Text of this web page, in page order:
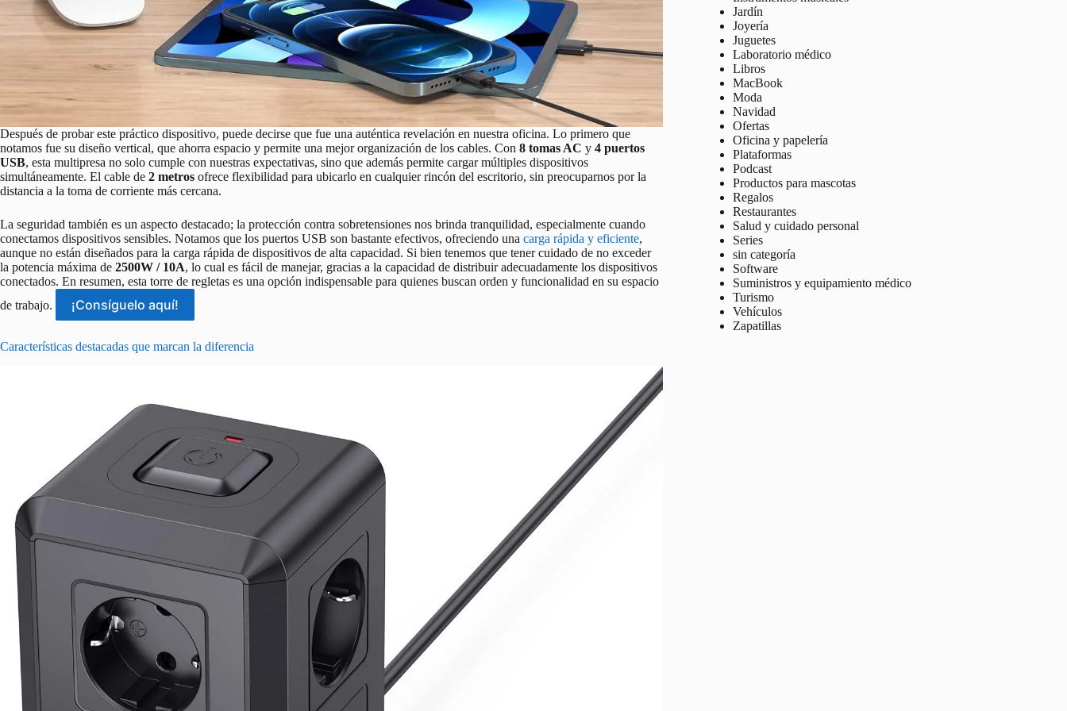
Después de probar este práctico dispositivo, puede decirse que fue una auténtica revelación en nuestra oficina. Lo primero que
notamos fue su diseño vertical, que ahorra espacio y permite una mejor organización de los cables. Con 8 tomas AC y 4 puertos
USB, esta multipresa no solo cumple con nuestras expectativas, sino que además permite cargar múltiples dispositivos
simultáneamente. El cable de 2 metros ofrece flexibilidad para ubicarlo en cualquier rincón del escritorio, sin preocuparnos por la
distancia a la toma de corriente más cercana.
La seguridad también es un aspecto destacado; la protección contra sobretensiones nos brinda tranquilidad, especialmente cuando
conectamos dispositivos sensibles. Notamos que los puertos USB son bastante efectivos, ofreciendo una carga rápida y eficiente,
aunque no están diseñados para la carga rápida de dispositivos de alta capacidad. Si bien tenemos que tener cuidado de no exceder
la potencia máxima de 2500W / 10A, lo cual es fácil de manejar, gracias a la capacidad de distribuir adecuadamente los dispositivos
conectados. En resumen, esta torre de regletas es una opción indispensable para quienes buscan orden y funcionalidad en su espacio
de trabajo.
¡Consíguelo aquí!
Características destacadas que marcan la diferencia
Jardín
Joyería
Juguetes
Laboratorio médico
Libros
MacBook
Moda
Navidad
Ofertas
Oficina y papelería
Plataformas
Podcast
Productos para mascotas
Regalos
Restaurantes
Salud y cuidado personal
Series
sin categoría
Software
Suministros y equipamiento médico
Turismo
Vehículos
Zapatillas